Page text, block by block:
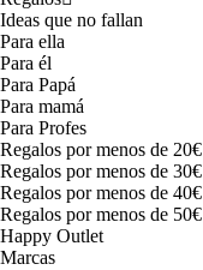
Ideas que no fallan
Para ella
Para él
Para Papá
Para mamá
Para Profes
Regalos por menos de 20€
Regalos por menos de 30€
Regalos por menos de 40€
Regalos por menos de 50€
Happy Outlet
Marcas